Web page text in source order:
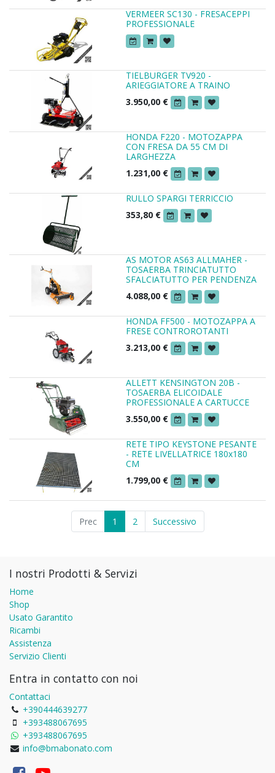
VERMEER SC130 - FRESACEPPI
PROFESSIONALE
TIELBURGER TV920 -
ARIEGGIATORE A TRAINO
3.950,00 €
HONDA F220 - MOTOZAPPA
CON FRESA DA 55 CM DI
LARGHEZZA
1.231,00 €
RULLO SPARGI TERRICCIO
353,80 €
AS MOTOR AS63 ALLMAHER -
TOSAERBA TRINCIATUTTO
SFALCIATUTTO PER PENDENZA
4.088,00 €
HONDA FF500 - MOTOZAPPA A
FRESE CONTROROTANTI
3.213,00 €
ALLETT KENSINGTON 20B -
TOSAERBA ELICOIDALE
PROFESSIONALE A CARTUCCE
3.550,00 €
RETE TIPO KEYSTONE PESANTE
- RETE LIVELLATRICE 180x180
CM
1.799,00 €
Prec 1 2 Successivo
I nostri Prodotti & Servizi
Home
Shop
Usato Garantito
Ricambi
Assistenza
Servizio Clienti
Entra in contatto con noi
Contattaci
+390444639277
+393488067695
+393488067695
info@bmabonato.com